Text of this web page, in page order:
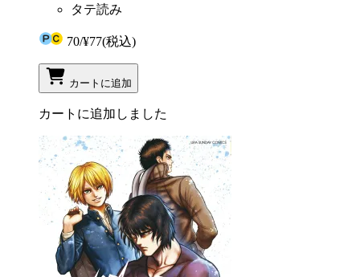
タテ読み
70/¥77(税込)
カートに追加
カートに追加しました